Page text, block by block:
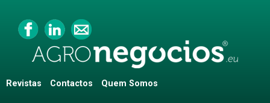
Revistas Contactos Quem Somos